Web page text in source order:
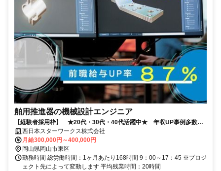
舶用推進器の機械設計エンジニア
【経験者採用枠】 ★20代・30代・40代活躍中★ 年収UP事例多数！
◎岡山U・Iターン補助充実◎
西日本スターワークス株式会社
月給300,000円～400,000円
岡山県岡山市東区
勤務時間 総労働時間：1ヶ月あたり168時間 9：00～17：45 ※プロジ
ェクト先によって変動します 平均残業時間：20時間